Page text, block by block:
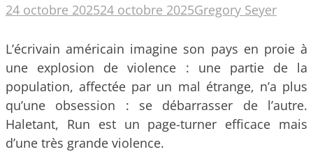
24 octobre 202524 octobre 2025Gregory Seyer
L’écrivain américain imagine son pays en proie à
une explosion de violence : une partie de la
population, affectée par un mal étrange, n’a plus
qu’une obsession : se débarrasser de l’autre.
Haletant, Run est un page-turner efficace mais
d’une très grande violence.